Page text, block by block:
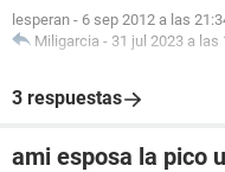
lesperan - 6 sep 2012 a las
Miligarcia - 31 jul 2023 a las
3 respuestas
ami esposa la pico